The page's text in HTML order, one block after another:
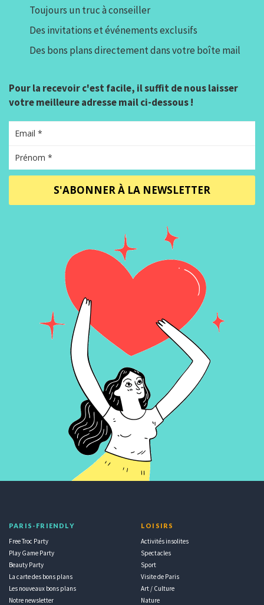
Toujours un truc à conseiller
Des invitations et événements exclusifs
Des bons plans directement dans votre boîte mail
Pour la recevoir c'est facile, il suffit de nous laisser
votre meilleure adresse mail ci-dessous !
S'ABONNER À LA NEWSLETTER
PARIS-FRIENDLY
Free Troc Party
Play Game Party
Beauty Party
La carte des bons plans
Les nouveaux bons plans
Notre newsletter
LOISIRS
Activités insolites
Spectacles
Sport
Visite de Paris
Art / Culture
Nature